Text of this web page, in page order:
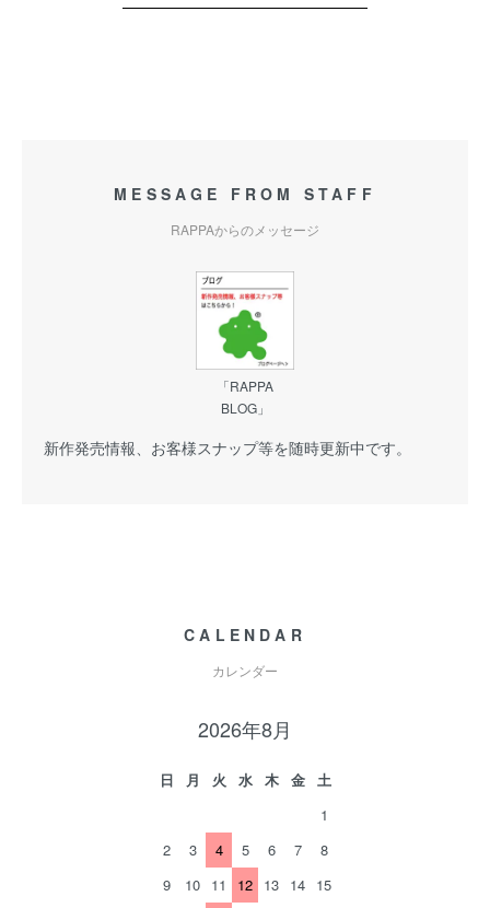
MESSAGE FROM STAFF
RAPPAからのメッセージ
「RAPPA
BLOG」
新作発売情報、お客様スナップ等を随時更新中です。
CALENDAR
カレンダー
2026年8月
日 月 火 水 木 金
土
1
2
3 4 5 6 7
8
9
10 11 12 13 14 15